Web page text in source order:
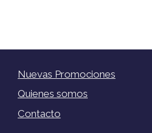
Nuevas Promociones
Quienes somos
Contacto